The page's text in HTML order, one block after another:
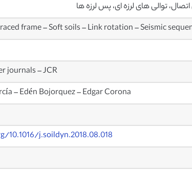
توالی های لرزه ای، پس لرزه ها
frame – Soft soils – Link rotation – Seismic
journals – JCR
– Edén Bojorquez – Edgar Corona
j.soildyn.2018.08.018